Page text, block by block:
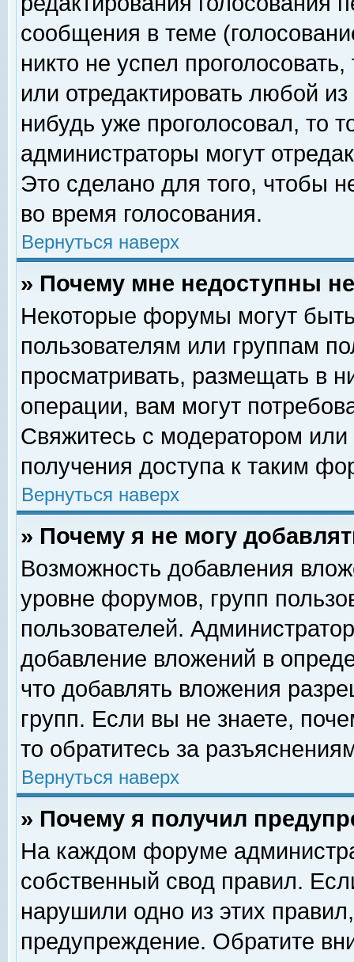
сообщения в теме
никто не успел
или отредактировать любой
нибудь уже проголосовал, то
администраторы могут
Это сделано для того, чтобы
во время голосования.
Вернуться наверх
» Почему мне недоступны
Некоторые форумы могут
пользователям или группам
просматривать, размещать в
операции, вам могут
Свяжитесь с модератором
получения доступа к таким
Вернуться наверх
» Почему я не могу
Возможность добавления
уровне форумов, групп
пользователей.
добавление вложений в
что добавлять вложения
групп. Если вы не знаете,
то обратитесь за
Вернуться наверх
» Почему я получил
На каждом форуме
собственный свод правил.
нарушили одно из этих
предупреждение. Обратите